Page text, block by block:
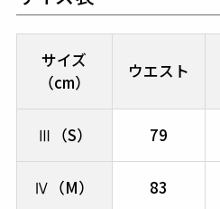
サイズ
（cm）
ウエスト
Ⅲ（S） 79
Ⅳ（M） 83